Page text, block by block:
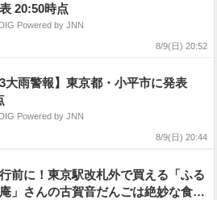
20:50時点
Powered by JNN
8/9(日) 20:52
3大雨警報】東京都・小平市に発表
Powered by JNN
8/9(日) 20:44
前に！東京駅改札外で買える「ふる
」さんの古賀音だんごは絶妙な食べ